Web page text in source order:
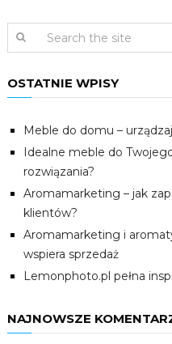
OSTATNIE WPISY
Meble do domu –
Idealne meble do
rozwiązania?
Aromamarketing – jak
klientów?
Aromamarketing i
wspiera sprzedaż
Lemonphoto.pl pełna
NAJNOWSZE